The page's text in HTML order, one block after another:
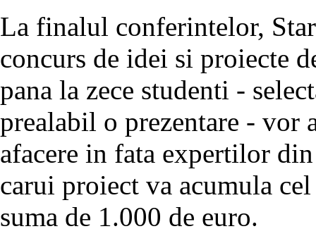
La finalul conferintelor,
concurs de idei si proiecte
pana la zece studenti -
prealabil o prezentare - vor
afacere in fata expertilor
carui proiect va acumula
suma de 1.000 de euro.